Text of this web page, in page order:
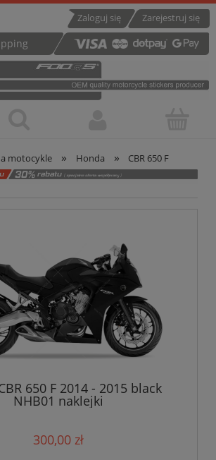
Zarejestruj się
Zaloguj się
motocykle » Honda » CBR 650 F
650 F 2014 - 2015 black
NHB01 naklejki
300,00 zł